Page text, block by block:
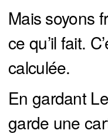
Mais soyons
ce qu’il fait.
calculée.
En gardant
garde une